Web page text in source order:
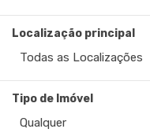
Localização principal
Todas as Localizações
Tipo de Imóvel
Qualquer